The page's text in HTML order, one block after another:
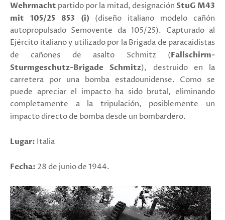
Wehrmacht partido por la mitad, designación StuG M43
mit 105/25 853 (i) (diseño italiano modelo cañón
autopropulsado ​​Semovente da 105/25). Capturado al
Ejército italiano y utilizado por la Brigada de paracaidistas
de cañones de asalto Schmitz (Fallschirm-
Sturmgeschutz-Brigade Schmitz), destruido en la
carretera por una bomba estadounidense. Como se
puede apreciar el impacto ha sido brutal, eliminando
completamente a la tripulación, posiblemente un
impacto directo de bomba desde un bombardero.
Lugar: Italia
Fecha: 28 de junio de 1944.